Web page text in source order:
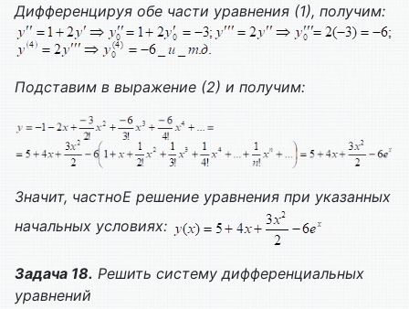
Дифференцируя обе части уравнения (1), получим:
Подставим в выражение (2) и получим:
Значит, частноЕ решение уравнения при указанных
начальных условиях:
Задача 18. Решить систему дифференциальных
уравнений